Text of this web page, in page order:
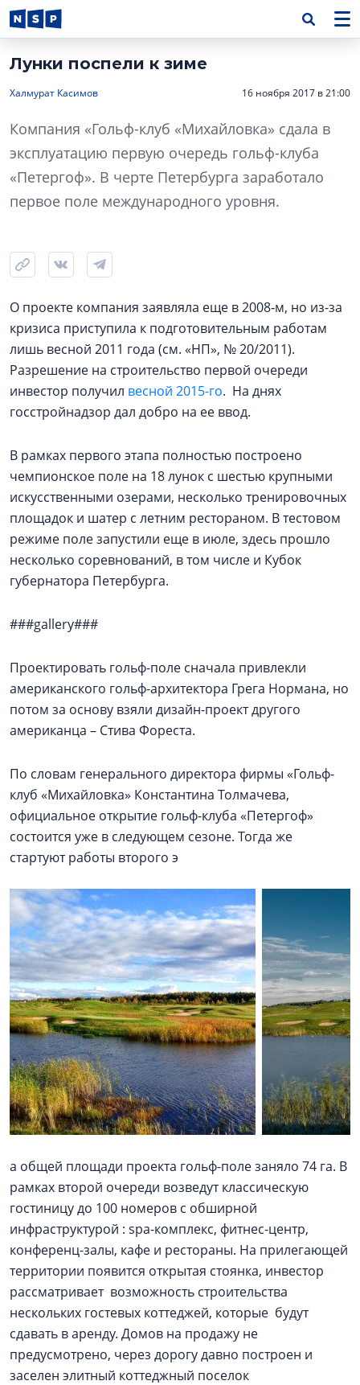
Лунки поспели к зиме
Халмурат Касимов 16 ноября 2017 в 21:00
Компания «Гольф-клуб «Михайловка» сдала в
эксплуатацию первую очередь гольф-клуба
«Петергоф». В черте Петербурга заработало
первое поле международного уровня.
О проекте компания заявляла еще в 2008‑м, но из-за
кризиса приступила к подготовительным работам
лишь весной 2011 года (см. «НП», № 20/2011).
Разрешение на строительство первой очереди
инвестор получил весной 2015-го. На днях
госстройнадзор дал добро на ее ввод.
В рамках первого этапа полностью построено
чемпионское поле на 18 лунок с шестью крупными
искусственными озерами, несколько тренировочных
площадок и шатер с летним рестораном. В тестовом
режиме поле запустили еще в июле, здесь прошло
несколько соревнований, в том числе и Кубок
губернатора Петербурга.
###gallery###
Проектировать гольф-поле сначала привлекли
американского гольф-архитектора Грега Нормана, но
потом за основу взяли дизайн-проект другого
американца – Стива Фореста.
По словам генерального директора фирмы «Гольф-
клуб «Михайловка» Константина Толмачева,
официальное открытие гольф-клуба «Петергоф»
состоится уже в следующем сезоне. Тогда же
стартуют работы второго э
а общей площади проекта гольф-поле заняло 74 га. В
рамках второй очереди возведут классическую
гостиницу до 100 номеров с обширной
инфраструктурой : spa-комплекс, фитнес-центр,
конференц-залы, кафе и рестораны. На прилегающей
территории появится открытая стоянка, инвестор
рассматривает возможность строительства
нескольких гостевых коттеджей, которые будут
сдавать в аренду. Домов на продажу не
предусмотрено, через дорогу давно построен и
заселен элитный коттеджный поселок